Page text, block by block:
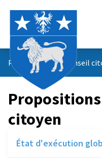
Propositions du conseil
citoyen
État d'exécution